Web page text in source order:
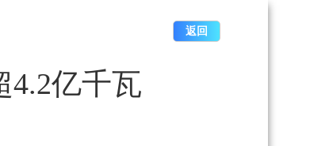
返回
4.2亿千瓦